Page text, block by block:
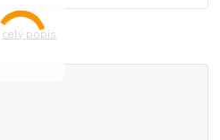
celý popis